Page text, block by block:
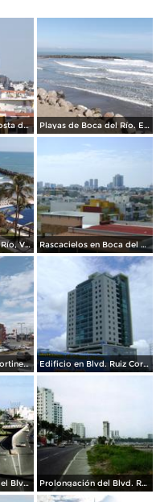
Fraccionamiento Costa de Oro. Enero/2015 Playas de Boca del Río. Enero/2015
Playas de Boca del Río, Veracruz. Enero/2013 Rascacielos en Boca del Río, Vrracruz. Enero/2013
Blvd. Adolfo Ruíz Cortines en Boca del Río. Julio/2012 Edificio en Blvd. Ruiz Cortinez. Costa de Oro. Julio/2012
Distribuidor víal en el Blvd. Adolfo Ruíz Cortines y Manuel Avila Camacho. Boca del Río, Veracruz Prolongación del Blvd. Ruíz Cortines. Boca del Río, Veracruz